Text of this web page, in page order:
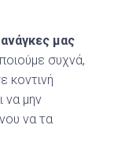
μας
συχνά,
κοντινή
να μην
να τα